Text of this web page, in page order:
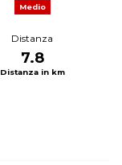
Medio
Distanza
7.8
Distanza in km